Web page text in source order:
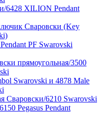
6428 XILION Pendant
Сваровски (Key
PF Swarovski
прямоугольная/3500
Swarovski и 4878 Male
Сваровски/6210 Swarovski
Pegasus Pendant